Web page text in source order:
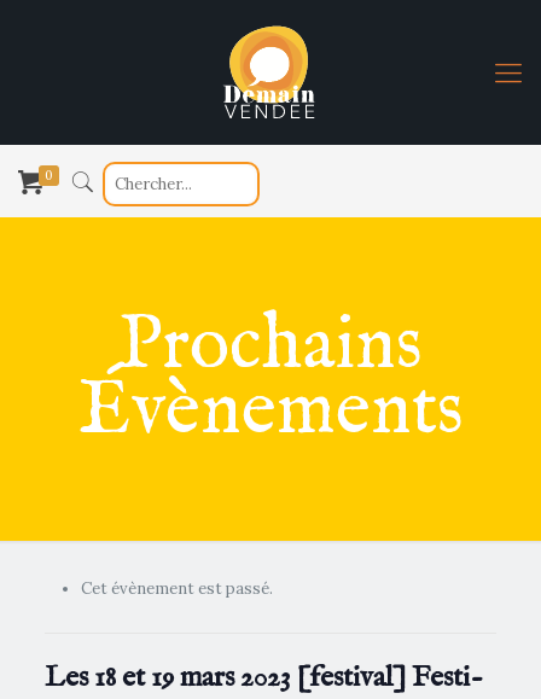
0
Prochains
Évènements
Cet évènement est passé.
Les 18 et 19 mars 2023 [festival] Festi-